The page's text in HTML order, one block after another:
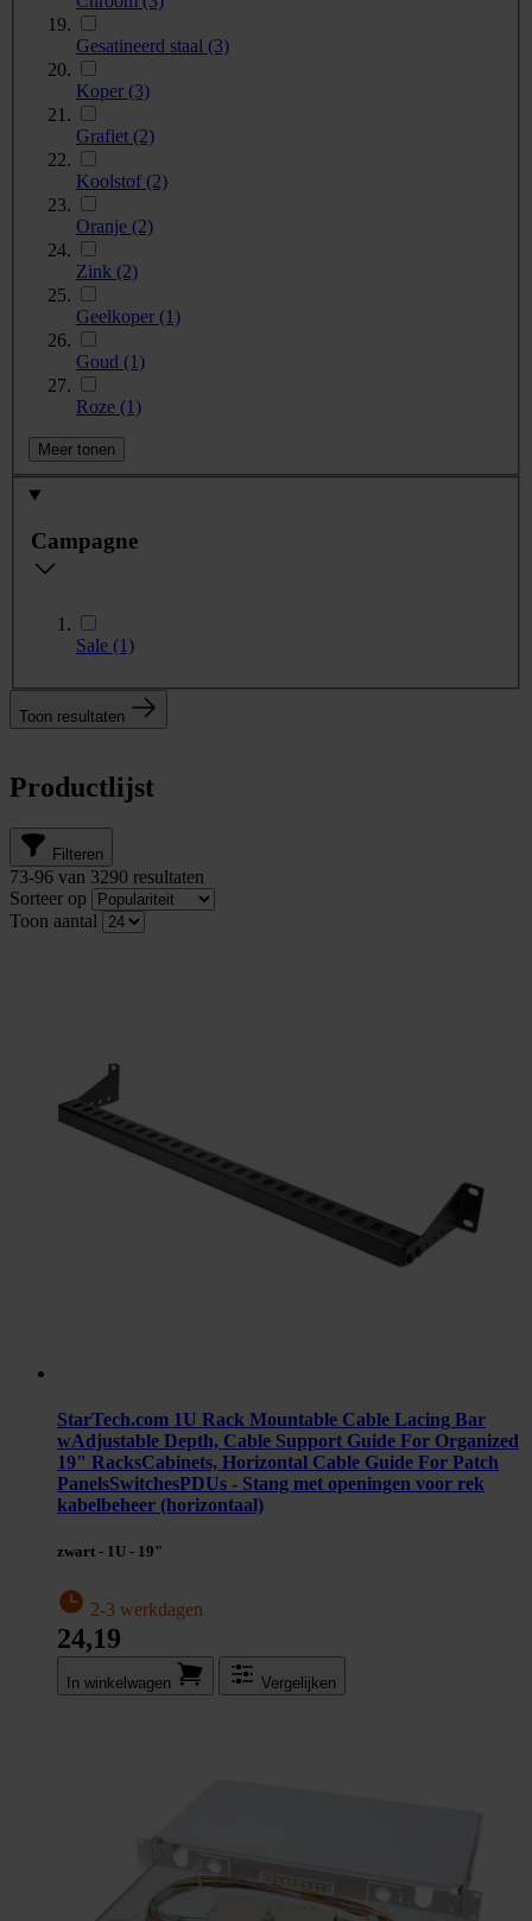
Gesatineerd staal (3)
Koper (3)
Grafiet (2)
Koolstof (2)
Oranje (2)
Zink (2)
Geelkoper (1)
Goud (1)
Roze (1)
Meer tonen
Campagne
Sale (1)
Toon resultaten
Productlijst
Filteren
73-96 van 3290 resultaten
Sorteer op
Toon aantal
StarTech.com 1U Rack Mountable Cable Lacing Bar
wAdjustable Depth, Cable Support Guide For Organized
19" RacksCabinets, Horizontal Cable Guide For Patch
PanelsSwitchesPDUs - Stang met openingen voor rek
kabelbeheer (horizontaal)
zwart - 1U - 19"
2-3 werkdagen
24,19
In winkel­wagen Vergelijken